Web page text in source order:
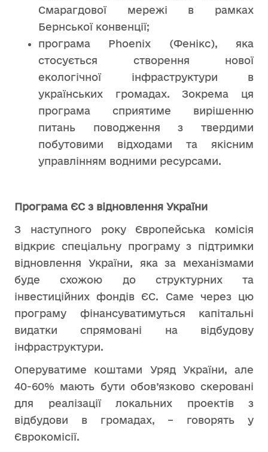
Смарагдової мережі в рамках
Бернської конвенції;
програма Phoenix (Фенікс), яка
стосується створення нової
екологічної інфраструктури в
українських громадах. Зокрема ця
програма сприятиме вирішенню
питань поводження з твердими
побутовими відходами та якісним
управлінням водними ресурсами.
Програма ЄС з відновлення України
З наступного року Європейська комісія
відкриє спеціальну програму з підтримки
відновлення України, яка за механізмами
буде схожою до структурних та
інвестиційних фондів ЄС. Саме через цю
програму фінансуватимуться капітальні
видатки спрямовані на відбудову
інфраструктури.
Оперуватиме коштами Уряд України, але
40-60% мають бути обов’язково скеровані
для реалізації локальних проектів з
відбудови в громадах, – говорять у
Єврокомісії.